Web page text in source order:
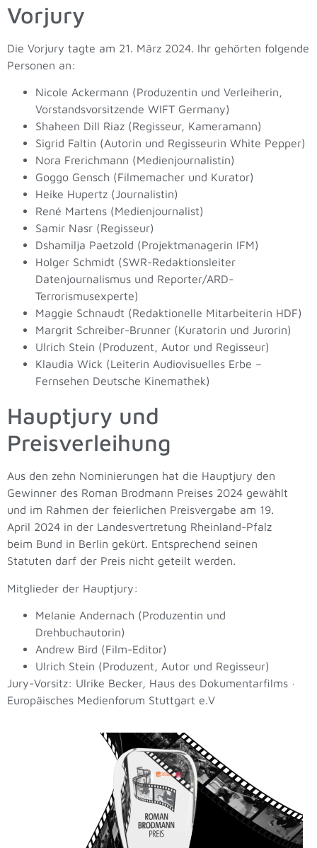
Vorjury
Die Vorjury tagte am 21. März 2024. Ihr gehörten folgende
Personen an:
Nicole Ackermann (Produzentin und Verleiherin,
Vorstandsvorsitzende WIFT Germany)
Shaheen Dill Riaz (Regisseur, Kameramann)
Sigrid Faltin (Autorin und Regisseurin White Pepper)
Nora Frerichmann (Medienjournalistin)
Goggo Gensch (Filmemacher und Kurator)
Heike Hupertz (Journalistin)
René Martens (Medienjournalist)
Samir Nasr (Regisseur)
Dshamilja Paetzold (Projektmanagerin IFM)
Holger Schmidt (SWR-Redaktionsleiter
Datenjournalismus und Reporter/ARD-
Terrorismusexperte)
Maggie Schnaudt (Redaktionelle Mitarbeiterin HDF)
Margrit Schreiber-Brunner (Kuratorin und Jurorin)
Ulrich Stein (Produzent, Autor und Regisseur)
Klaudia Wick (Leiterin Audiovisuelles Erbe –
Fernsehen Deutsche Kinemathek)
Hauptjury und
Preisverleihung
Aus den zehn Nominierungen hat die Hauptjury den
Gewinner des Roman Brodmann Preises 2024 gewählt
und im Rahmen der feierlichen Preisvergabe am 19.
April 2024 in der Landesvertretung Rheinland-Pfalz
beim Bund in Berlin gekürt. Entsprechend seinen
Statuten darf der Preis nicht geteilt werden.
Mitglieder der Hauptjury:
Melanie Andernach (Produzentin und
Drehbuchautorin)
Andrew Bird (Film-Editor)
Ulrich Stein (Produzent, Autor und Regisseur)
Jury-Vorsitz: Ulrike Becker, Haus des Dokumentarfilms ·
Europäisches Medienforum Stuttgart e.V